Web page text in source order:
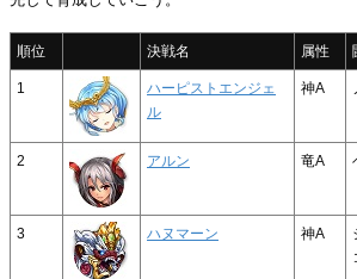
順位 決戦名 属性
1
ハーピストエンジェ
ル
神A
2 アルン 竜A
3 ハヌマーン 神A